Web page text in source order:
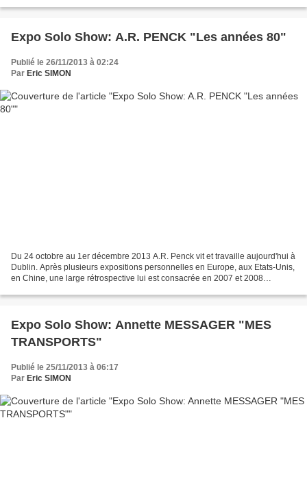
Expo Solo Show: A.R. PENCK "Les années 80"
Publié le 26/11/2013 à 02:24
Par Eric SIMON
Du 24 octobre au 1er décembre 2013 A.R. Penck vit et travaille aujourd'hui à
Dublin. Après plusieurs expositions personnelles en Europe, aux Etats-Unis,
en Chine, une large rétrospective lui est consacrée en 2007 et 2008
Expo Solo Show: Annette MESSAGER "MES
TRANSPORTS"
Publié le 25/11/2013 à 06:17
Par Eric SIMON